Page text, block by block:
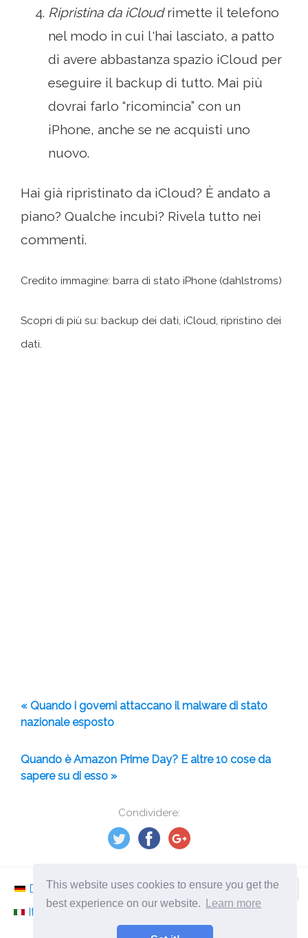
This website uses cookies to ensure you get the
best experience on our website.
Learn more
Condividere:
Ripristina da iCloudrimette il telefono
nel modo in cui l'hai lasciato, a patto
di avere abbastanza spazio iCloud per
eseguire il backup di tutto. Mai più
dovrai farlo “ricomincia” con un
iPhone, anche se ne acquisti uno
nuovo.
Hai già ripristinato da iCloud? È andato a
piano? Qualche incubi? Rivela tutto nei
commenti.
Credito immagine: barra di stato iPhone (dahlstroms)
Scopri di più su: backup dei dati, iCloud, ripristino dei
dati.
« Quando i governi attaccano il malware di stato
nazionale esposto
Quando è Amazon Prime Day? E altre 10 cose da
sapere su di esso »
Deutsch Nederlands Svenska
Norsk
Italiano
Español Românesc